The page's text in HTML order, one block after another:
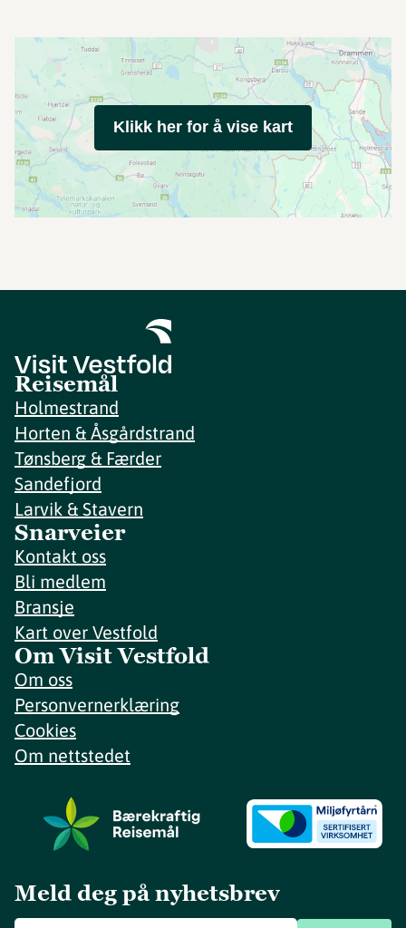
Klikk her for å vise kart
Reisemål
Holmestrand
Horten & Åsgårdstrand
Tønsberg & Færder
Sandefjord
Larvik & Stavern
Snarveier
Kontakt oss
Bli medlem
Bransje
Kart over Vestfold
Om Visit Vestfold
Om oss
Personvernerklæring
Cookies
Om nettstedet
Meld deg på nyhetsbrev